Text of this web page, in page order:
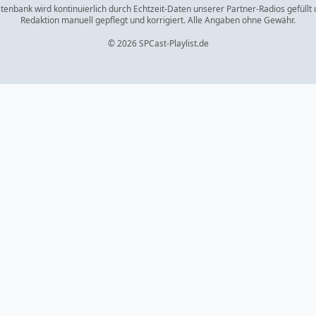
wird kontinuierlich durch Echtzeit-Daten unserer Partner-Radios gefüllt
Redaktion manuell gepflegt und korrigiert. Alle Angaben ohne Gewähr.
© 2026 SPCast-Playlist.de